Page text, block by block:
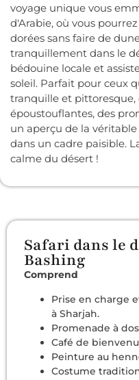
voyage unique vous
d'Arabie, où vous
dorées sans faire de
tranquillement dans le
bédouine locale et
soleil. Parfait pour ceux
tranquille et pittoresque,
époustouflantes, des
un aperçu de la
dans un cadre paisible.
calme du désert !
Safari dans le
Bashing
Comprend
Prise en charge
à Sharjah.
Promenade à
Café de
Peinture au
Costume